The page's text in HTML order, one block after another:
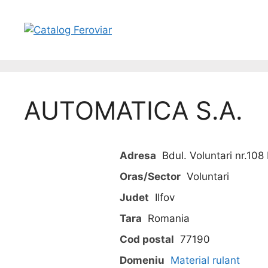
AUTOMATICA S.A.
Adresa Bdul. Voluntari nr.108
Oras/Sector Voluntari
Judet Ilfov
Tara Romania
Cod postal 77190
Domeniu Material rulant